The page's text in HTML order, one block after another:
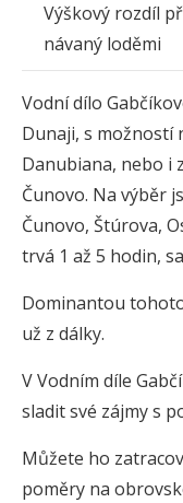
Výškový rozdíl
návaný loděmi
Vodní dílo
Dunaji, s možností
Danubiana, nebo i
Čunovo. Na výběr
Čunovo, Štúrova,
trvá 1 až 5 hodin,
Dominantou
už z dálky.
V Vodním díle
sladit své zájmy s
Můžete ho
poměry na